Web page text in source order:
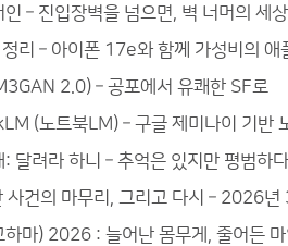
인 – 진입장벽을 넘으면, 벽 너머의 세
리 – 아이폰 17e와 함께 가성비의 애
2.0) – 공포에서 유쾌한 SF로
(노트북LM) – 구글 제미나이 기반
: 달려라 하니 – 추억은 있지만 평범하다
사건의 마무리, 그리고 다시 – 2026년
하마) 2026 : 늘어난 몸무게, 줄어든